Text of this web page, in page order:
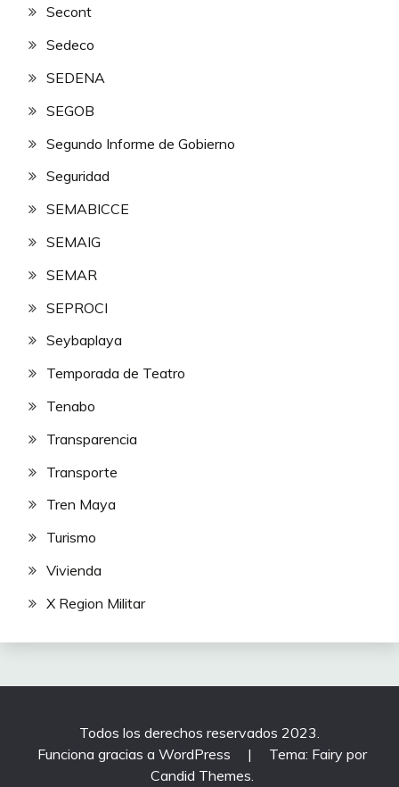
Secont
Sedeco
SEDENA
SEGOB
Segundo Informe de Gobierno
Seguridad
SEMABICCE
SEMAIG
SEMAR
SEPROCI
Seybaplaya
Temporada de Teatro
Tenabo
Transparencia
Transporte
Tren Maya
Turismo
Vivienda
X Region Militar
Todos los derechos reservados 2023.
Funciona gracias a WordPress
|
Tema: Fairy por
Candid Themes